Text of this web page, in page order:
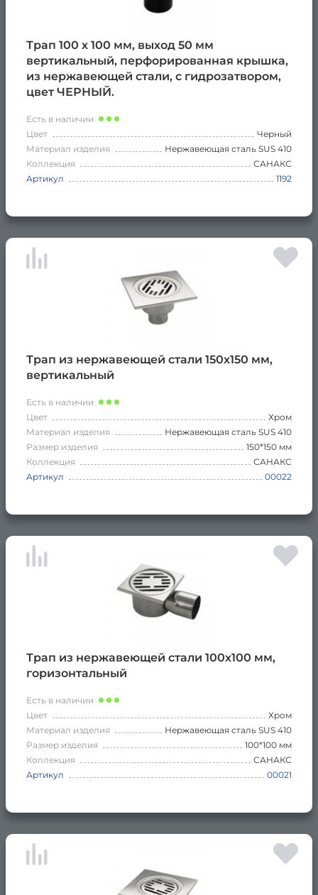
Трап 100 х 100 мм, выход 50 мм
вертикальный, перфорированная крышка,
из нержавеющей стали, с гидрозатвором,
цвет ЧЕРНЫЙ.
Есть в наличии
Цвет
Черный
Материал изделия
Нержавеющая сталь SUS 410
Коллекция
САНАКС
Артикул
1192
Трап из нержавеющей стали 150х150 мм,
вертикальный
Есть в наличии
Цвет
Хром
Материал изделия
Нержавеющая сталь SUS 410
Размер изделия
150*150 мм
Коллекция
САНАКС
Артикул
00022
Трап из нержавеющей стали 100х100 мм,
горизонтальный
Есть в наличии
Цвет
Хром
Материал изделия
Нержавеющая сталь SUS 410
Размер изделия
100*100 мм
Коллекция
САНАКС
Артикул
00021